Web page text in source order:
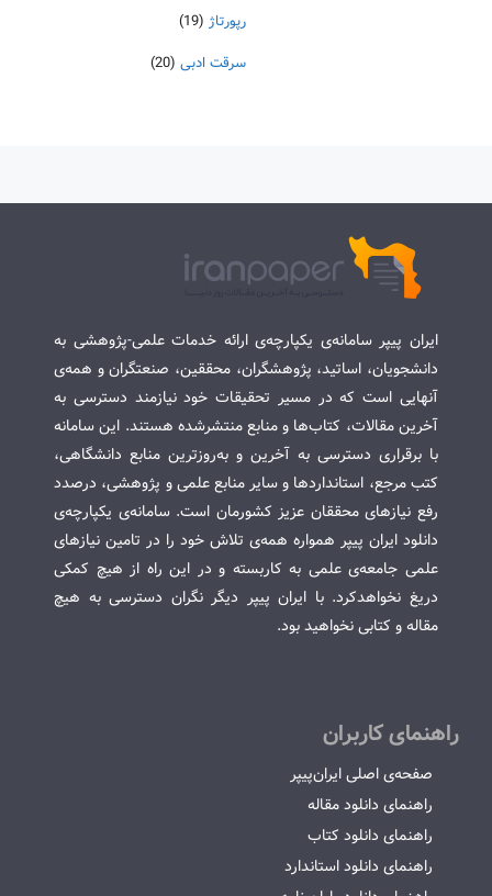
رپورتاژ (19)
سرقت ادبی (20)
ایران پیپر سامانه‌ی یکپارچه‌ی ارائه خدمات علمی-پژوهشی به
دانشجویان، اساتید، پژوهشگران، محققین، صنعتگران و همه‌ی
آنهایی است که در مسیر تحقیقات خود نیازمند دسترسی به
آخرین مقالات، کتاب‌ها و منابع منتشرشده هستند. این سامانه
با برقراری دسترسی به آخرین و به‌روزترین منابع دانشگاهی،
کتب مرجع، استانداردها و سایر منابع علمی و پژوهشی، درصدد
رفع نیازهای محققان عزیز کشورمان است. سامانه‌ی یکپارچه‌ی
دانلود ایران پیپر همواره همه‌ی تلاش خود را در تامین نیازهای
علمی جامعه‌ی علمی به کاربسته و در این راه از هیچ کمکی
دریغ نخواهدکرد. با ایران پیپر دیگر نگران دسترسی به هیچ
مقاله و کتابی نخواهید بود.
راهنمای کاربران
صفحه‌ی اصلی ایران‌پیپر
راهنمای دانلود مقاله
راهنمای دانلود کتاب
راهنمای دانلود استاندارد